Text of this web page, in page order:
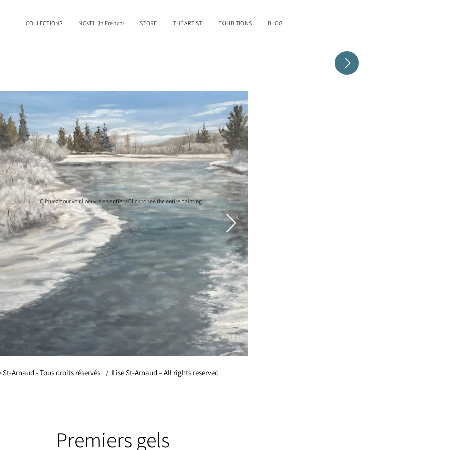
COLLECTIONS NOVEL (in French) STORE THE ARTIST EXHIBITIONS BLOG
Cliquez pour voir l'oeuvre en entier / Click to see the entire painting
St-Arnaud - Tous droits réservés Lise St-Arnaud – All rights reserved
/
Premiers gels